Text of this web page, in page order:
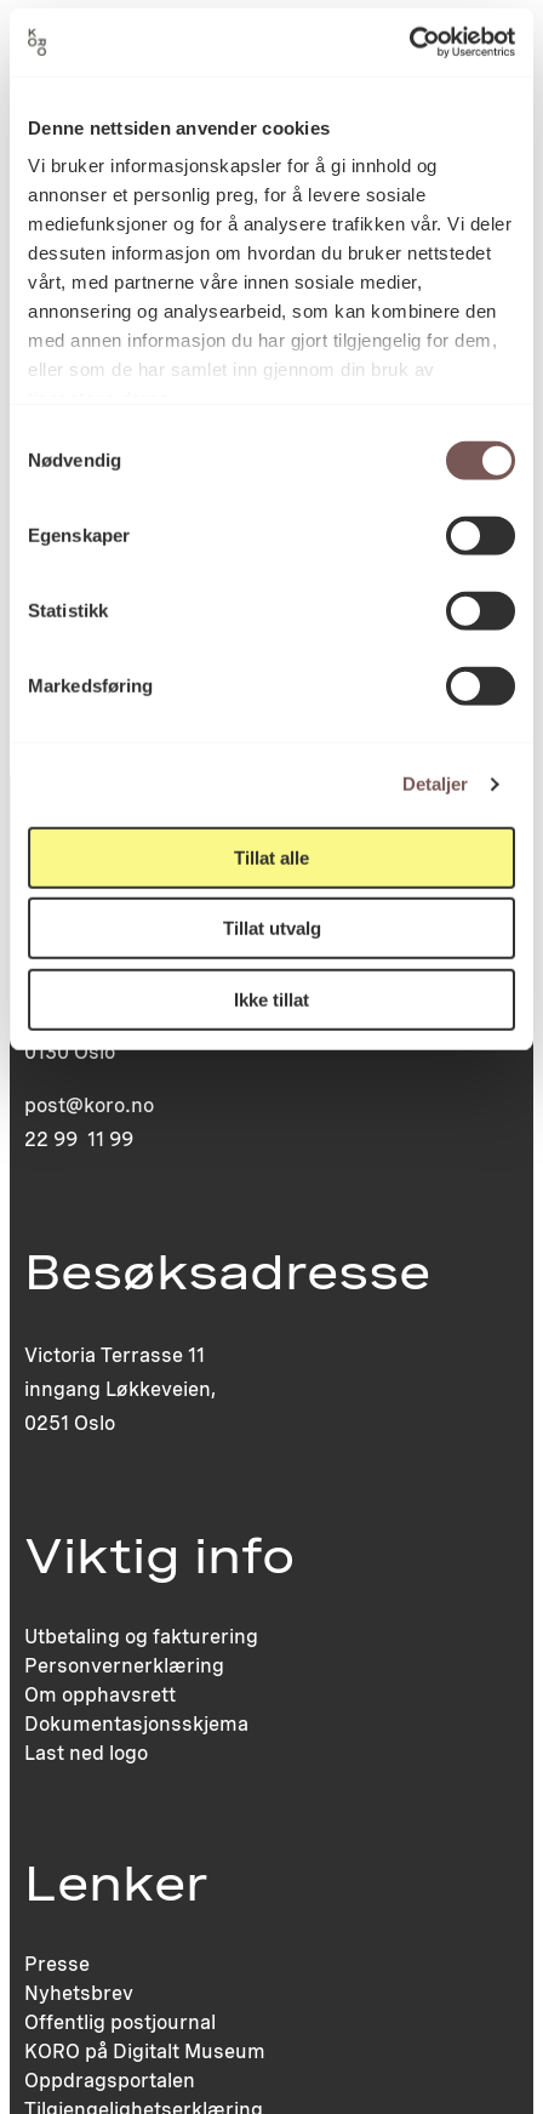
Denne nettsiden anvender cookies
Vi bruker informasjonskapsler for å gi innhold og
annonser et personlig preg, for å levere sosiale
mediefunksjoner og for å analysere trafikken vår. Vi deler
dessuten informasjon om hvordan du bruker nettstedet
vårt, med partnerne våre innen sosiale medier,
annonsering og analysearbeid, som kan kombinere den
med annen informasjon du har gjort tilgjengelig for dem,
eller som de har samlet inn gjennom din bruk av
Nødvendig
Egenskaper
Statistikk
Markedsføring
Detaljer
Tillat alle
Tillat utvalg
Ikke tillat
Kategori Skulptur
Teknikk og
materiale
Akvarellmaling og tekstilfarge på
polypropolene, dekket av epoxy og
skåret ut
Postadresse
0130 Oslo
post@koro.no
22 99 11 99
Besøksadresse
Victoria Terrasse 11
inngang Løkkeveien,
0251 Oslo
Viktig info
Utbetaling og fakturering
Personvernerklæring
Om opphavsrett
Dokumentasjonsskjema
Last ned logo
Lenker
Presse
Nyhetsbrev
Offentlig postjournal
KORO på Digitalt Museum
Oppdragsportalen